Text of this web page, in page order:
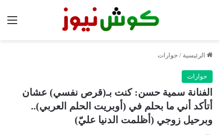
الرئيسية / حوارات
حوارات
الفنانة سمية حسن: كنت بـ(قرص نفسي) عشان
أتأكد أني ما بحلم في (أوبريت الحلم العربي)..
وبرحيل زوجي (أظلمت الدنيا عليّ)